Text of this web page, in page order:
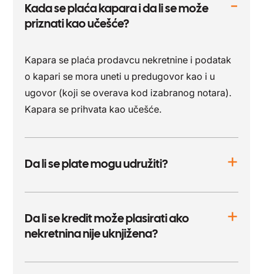
Kada se plaća kapara i da li se može
priznati kao učešće?
Kapara se plaća prodavcu nekretnine i podatak
o kapari se mora uneti u predugovor kao i u
ugovor (koji se overava kod izabranog notara).
Kapara se prihvata kao učešće.
Da li se plate mogu udružiti?
Da li se kredit može plasirati ako
nekretnina nije uknjižena?